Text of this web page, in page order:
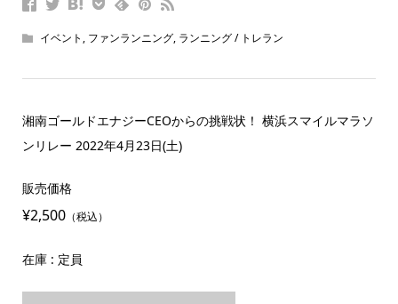
イベント , ファンランニング, ランニング / トレラン
湘南ゴールドエナジーCEOからの挑戦状！ 横浜スマイルマラソ
ンリレー 2022年4月23日(土)
販売価格
¥2,500（税込）
在庫 : 定員